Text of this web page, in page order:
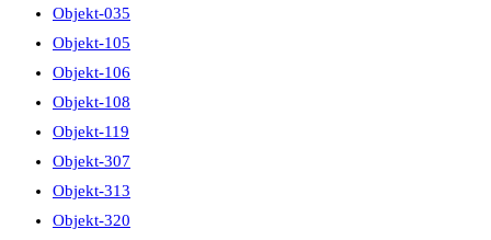
Objekt-035
Objekt-105
Objekt-106
Objekt-108
Objekt-119
Objekt-307
Objekt-313
Objekt-320